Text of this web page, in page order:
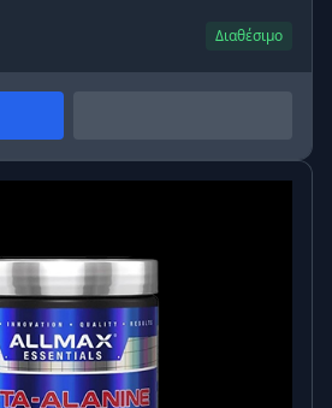
Διαθέσιμο